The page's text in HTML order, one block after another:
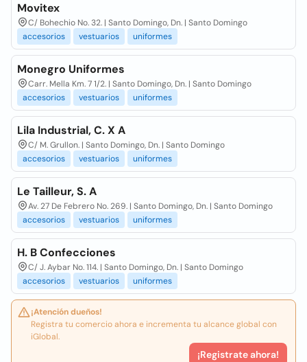
Movitex
C/ Bohechio No. 32. | Santo Domingo, Dn. | Santo Domingo
accesorios
vestuarios uniformes
Monegro Uniformes
Carr. Mella Km. 7 1/2. | Santo Domingo, Dn. | Santo Domingo
accesorios
vestuarios uniformes
Lila Industrial, C. X A
C/ M. Grullon. | Santo Domingo, Dn. | Santo Domingo
accesorios
vestuarios uniformes
Le Tailleur, S. A
Av. 27 De Febrero No. 269. | Santo Domingo, Dn. | Santo Domingo
accesorios
vestuarios uniformes
H. B Confecciones
C/ J. Aybar No. 114. | Santo Domingo, Dn. | Santo Domingo
accesorios
vestuarios uniformes
¡Atención dueños!
Registra tu comercio ahora e incrementa tu alcance global con
iGlobal.
¡Registrate ahora!